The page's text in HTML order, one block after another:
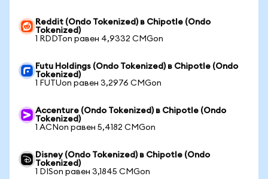
Reddit (Ondo Tokenized) в Chipotle (Ondo
Tokenized)
1 RDDTon равен 4,9332 CMGon
Futu Holdings (Ondo Tokenized) в Chipotle (Ondo
Tokenized)
1 FUTUon равен 3,2976 CMGon
Accenture (Ondo Tokenized) в Chipotle (Ondo
Tokenized)
1 ACNon равен 5,4182 CMGon
Disney (Ondo Tokenized) в Chipotle (Ondo
Tokenized)
1 DISon равен 3,1845 CMGon